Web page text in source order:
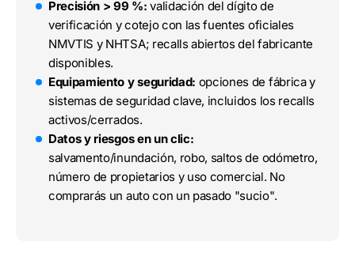
Precisión > 99 %: validación del dígito de
verificación y cotejo con las fuentes oficiales
NMVTIS y NHTSA; recalls abiertos del fabricante
disponibles.
Equipamiento y seguridad: opciones de fábrica y
sistemas de seguridad clave, incluidos los recalls
activos/cerrados.
Datos y riesgos en un clic:
salvamento/inundación, robo, saltos de odómetro,
número de propietarios y uso comercial. No
comprarás un auto con un pasado "sucio".